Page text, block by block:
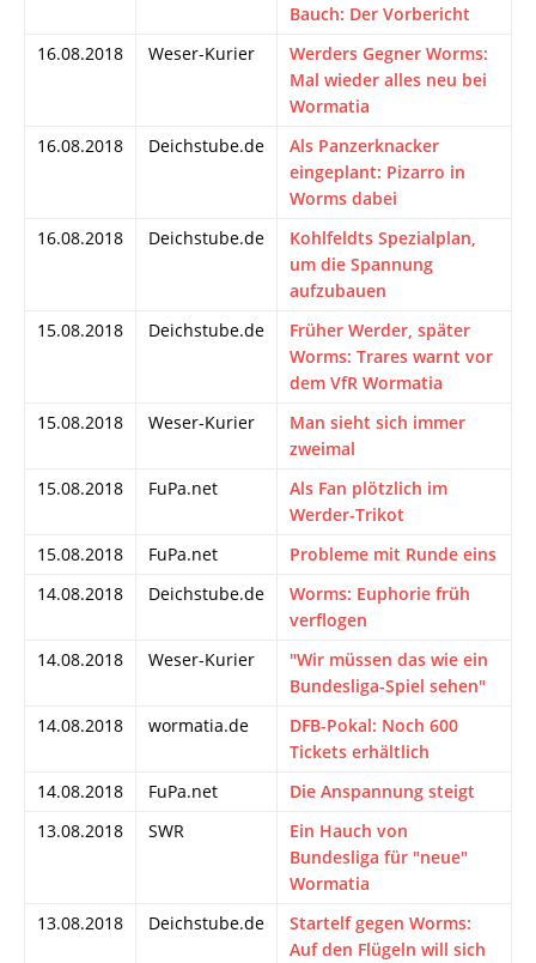
Bauch: Der Vorbericht
16.08.2018
Weser-Kurier
Werders Gegner Worms:
Mal wieder alles neu bei
Wormatia
16.08.2018
Deichstube.de
Als Panzerknacker
eingeplant: Pizarro in
Worms dabei
16.08.2018
Deichstube.de
Kohlfeldts Spezialplan,
um die Spannung
aufzubauen
15.08.2018
Deichstube.de
Früher Werder, später
Worms: Trares warnt vor
dem VfR Wormatia
15.08.2018
Weser-Kurier
Man sieht sich immer
zweimal
15.08.2018
FuPa.net
Als Fan plötzlich im
Werder-Trikot
15.08.2018
FuPa.net
Probleme mit Runde eins
14.08.2018
Deichstube.de
Worms: Euphorie früh
verflogen
14.08.2018
Weser-Kurier
"Wir müssen das wie ein
Bundesliga-Spiel sehen"
14.08.2018
wormatia.de
DFB-Pokal: Noch 600
Tickets erhältlich
14.08.2018
FuPa.net
Die Anspannung steigt
13.08.2018
SWR
Ein Hauch von
Bundesliga für "neue"
Wormatia
13.08.2018
Deichstube.de
Startelf gegen Worms:
Auf den Flügeln will sich